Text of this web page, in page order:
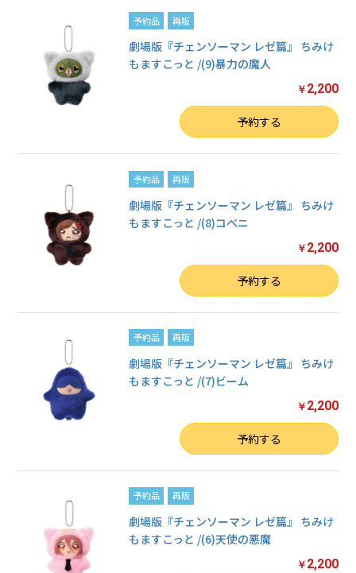
予約品 再販
劇場版『チェンソーマン レゼ篇』 ちみけ
もますこっと /(9)暴力の魔人
￥ 2,200
予約する
予約品 再販
劇場版『チェンソーマン レゼ篇』 ちみけ
もますこっと /(8)コベニ
￥ 2,200
予約する
予約品 再販
劇場版『チェンソーマン レゼ篇』 ちみけ
もますこっと /(7)ビーム
￥ 2,200
予約する
予約品 再販
劇場版『チェンソーマン レゼ篇』 ちみけ
もますこっと /(6)天使の悪魔
￥ 2,200